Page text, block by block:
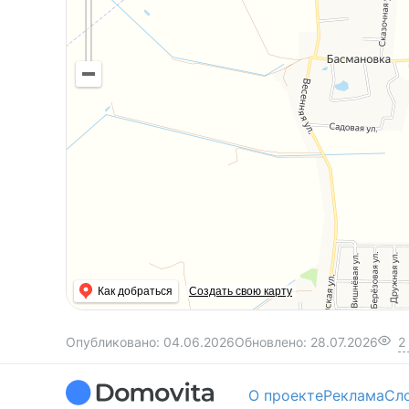
Параметры дома
Общая площадь
Жилая площадь— 68,1 м2
о сути, это полноценная просторная 3-
: бетонный фундамент, стены —
металлочерепица, окна ПВХ, полы деревянные.
отопление — газовый котёл +
с духовкой и кругами, для приготовления пищи
Как добраться Создать свою карту
Опубликовано: 04.06.2026Обновлено: 28.07.2026 2
О проектеРеклама